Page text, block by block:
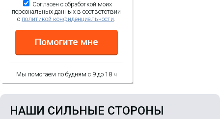
Согласен с обработкой моих
персональных данных в соответствии
с политикой конфиденциальности.
Помогите мне
Мы помогаем по будням с 9 до 18 ч
НАШИ СИЛЬНЫЕ СТОРОНЫ